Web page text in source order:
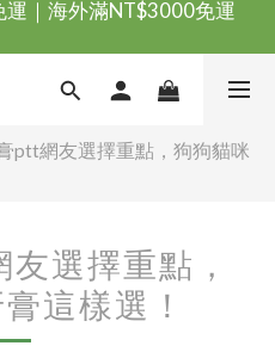
｜海外滿NT$3000免運
區由此進
運｜海外滿NT$3000免運
ptt網友選擇重點，狗狗貓咪
選擇重點，
這樣選！